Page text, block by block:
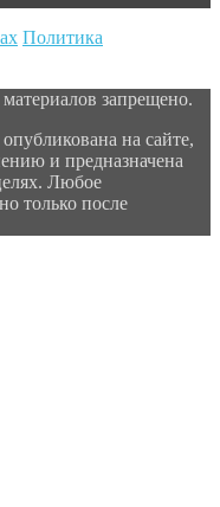
Политика
запрещено.
на сайте,
и предназначена
Любое
только после